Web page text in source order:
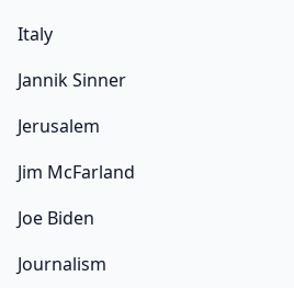
Italy
Jannik Sinner
Jerusalem
Jim McFarland
Joe Biden
Journalism